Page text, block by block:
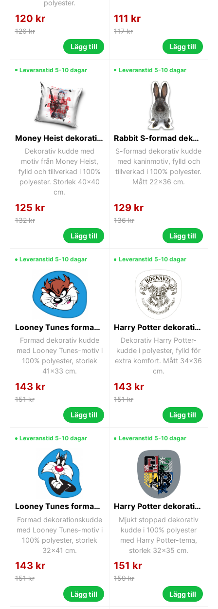
polyester.
120 kr
126 kr
Lägg till
111 kr
117 kr
Lägg till
Leveranstid 5-10 dagar
Money Heist dekorativ kudde 40x40 cm
Dekorativ kudde med
motiv från Money Heist,
fylld och tillverkad i 100%
polyester. Storlek 40x40
cm.
125 kr
132 kr
Lägg till
Leveranstid 5-10 dagar
Rabbit S-formad dekorativ kudde 22x36 cm
S-formad dekorativ kudde
med kaninmotiv, fylld och
tillverkad i 100% polyester.
Mått 22x36 cm.
129 kr
136 kr
Lägg till
Leveranstid 5-10 dagar
Looney Tunes formad dekorativ kudde 41x33 cm
Formad dekorativ kudde
med Looney Tunes-motiv i
100% polyester, storlek
41x33 cm.
143 kr
151 kr
Lägg till
Leveranstid 5-10 dagar
Harry Potter dekorativ kudde 34x36 cm
Dekorativ Harry Potter-
kudde i polyester, fylld för
extra komfort. Mått 34x36
cm.
143 kr
151 kr
Lägg till
Leveranstid 5-10 dagar
Looney Tunes formad dekorationskudde 32x41 cm
Formad dekorationskudde
med Looney Tunes-motiv i
100% polyester, storlek
32x41 cm.
143 kr
151 kr
Lägg till
Leveranstid 5-10 dagar
Harry Potter dekorativ kudde 32x35 cm
Mjukt stoppad dekorativ
kudde i 100% polyester
med Harry Potter-tema,
storlek 32x35 cm.
151 kr
159 kr
Lägg till